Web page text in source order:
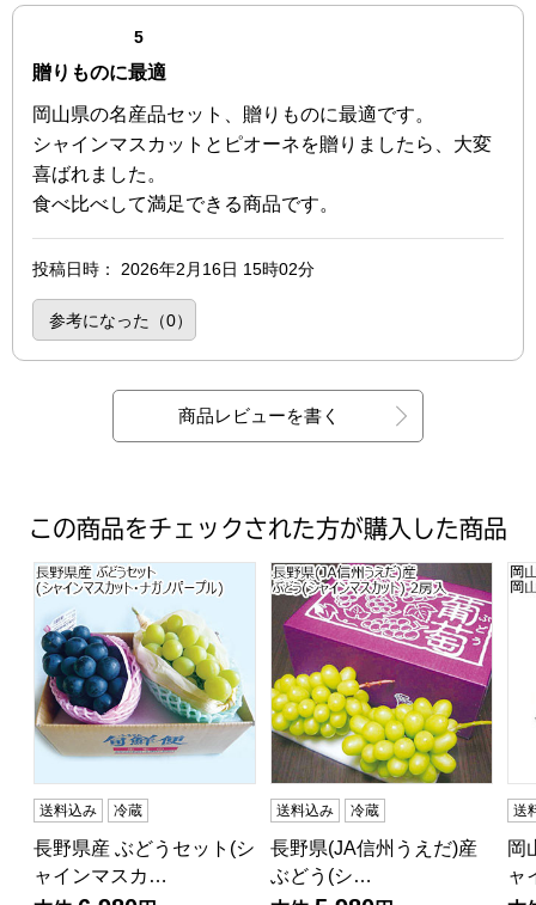
最新の商品レビュー
5点（5点満点中）
贈りものに最適
岡山県の名産品セット、贈りものに最適です。
シャインマスカットとピオーネを贈りましたら、大変
喜ばれました。
食べ比べして満足できる商品です。
投稿日時 ： 2026年2月16日 15時02分
参考になった（0）
商品レビューを書く
この商品をチェックされた方が購入した商品
長野県産 ぶどうセット(シャインマスカット・ナガノパ
送料込み 冷蔵
長野県産 ぶどうセット(シ
ャインマスカ…
長野県(JA信州うえだ)産 ぶど
送料込み 冷蔵
長野県(JA信州うえだ)産
ぶどう(シ…
岡
送
岡
ャ